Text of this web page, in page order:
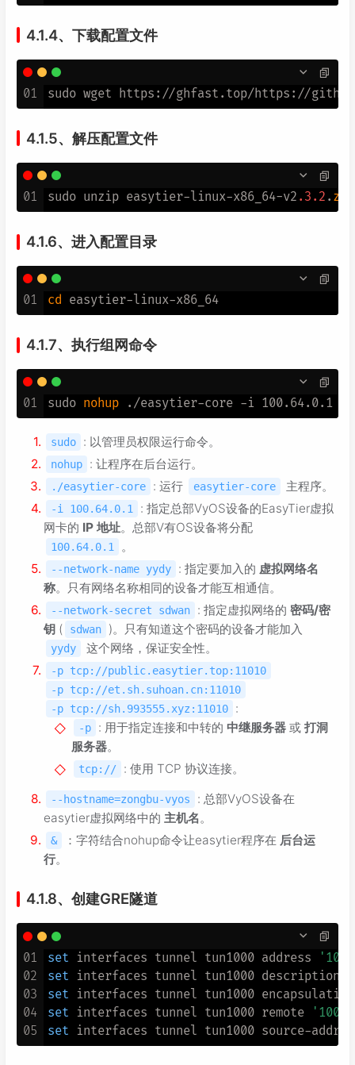
4.1.4、下载配置文件
01
4.1.5、解压配置文件
01 sudo unzip easytier-linux-x86_64-v2 .3 .2 . zip
4.1.6、进入配置目录
01 cd
4.1.7、执行组网命令
01 sudo nohup
sudo : 以管理员权限运行命令。
nohup : 让程序在后台运行。
./easytier-core : 运行 easytier-core 主程序。
-i 100.64.0.1
: 指定总部VyOS设备的EasyTier虚拟
网卡的 IP 地址。总部V有OS设备将分配
100.64.0.1 。
--network-name yydy : 指定要加入的 虚拟网络名
称。只有网络名称相同的设备才能互相通信。
--network-secret sdwan : 指定虚拟网络的密码/密
钥 ( sdwan )。只有知道这个密码的设备才能加入
yydy 这个网络，保证安全性。
-p tcp://public.easytier.top:11010
-p tcp://et.sh.suhoan.cn:11010
-p tcp://sh.993555.xyz:11010
:
-p : 用于指定连接和中转的 中继服务器或 打洞
服务器。
tcp:// : 使用 TCP 协议连接。
--hostname=zongbu-vyos
: 总部VyOS设备在
easytier虚拟网络中的主机名。
& ：字符结合nohup命令让easytier程序在 后台运
行。
4.1.8、创建GRE隧道
01
02
03
04
05
set interfaces tunnel tun1000 address
set interfaces tunnel tun1000 description
set interfaces tunnel tun1000
set interfaces tunnel tun1000 remote
set interfaces tunnel tun1000 source-